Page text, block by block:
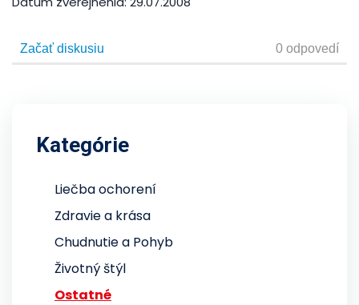
Kategórie
Liečba ochorení
Zdravie a krása
Chudnutie a Pohyb
Životný štýl
Ostatné